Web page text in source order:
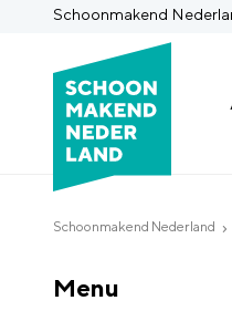
Schoonmakend
Schoonmakend Nederland
Menu